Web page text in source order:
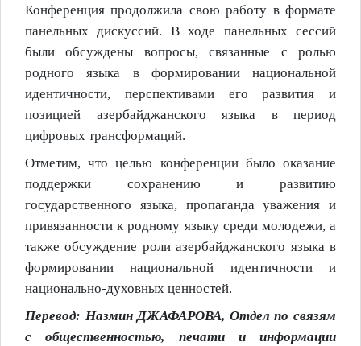
Конференция продолжила свою работу в формате
панельных дискуссий. В ходе панельных сессий
были обсуждены вопросы, связанные с ролью
родного языка в формировании национальной
идентичности, перспективами его развития и
позицией азербайджанского языка в период
цифровых трансформаций.
Отметим, что целью конференции было оказание
поддержки сохранению и развитию
государственного языка, пропаганда уважения и
привязанности к родному языку среди молодежи, а
также обсуждение роли азербайджанского языка в
формировании национальной идентичности и
национально-духовных ценностей.
Перевод: Назмин ДЖАФАРОВА, Отдел по связям
с общественностью, печати и информации